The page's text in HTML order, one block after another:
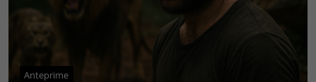
Anteprime